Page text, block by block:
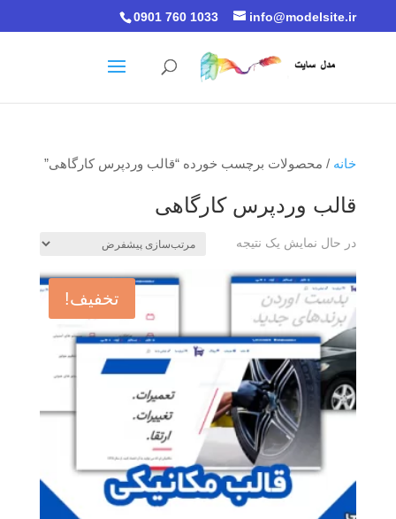
0901 760 1033 info@modelsite.ir
خانه / محصولات برچسب خورده “قالب وردپرس کارگاهی”
قالب وردپرس کارگاهی
در حال نمایش یک نتیجه
تخفیف!